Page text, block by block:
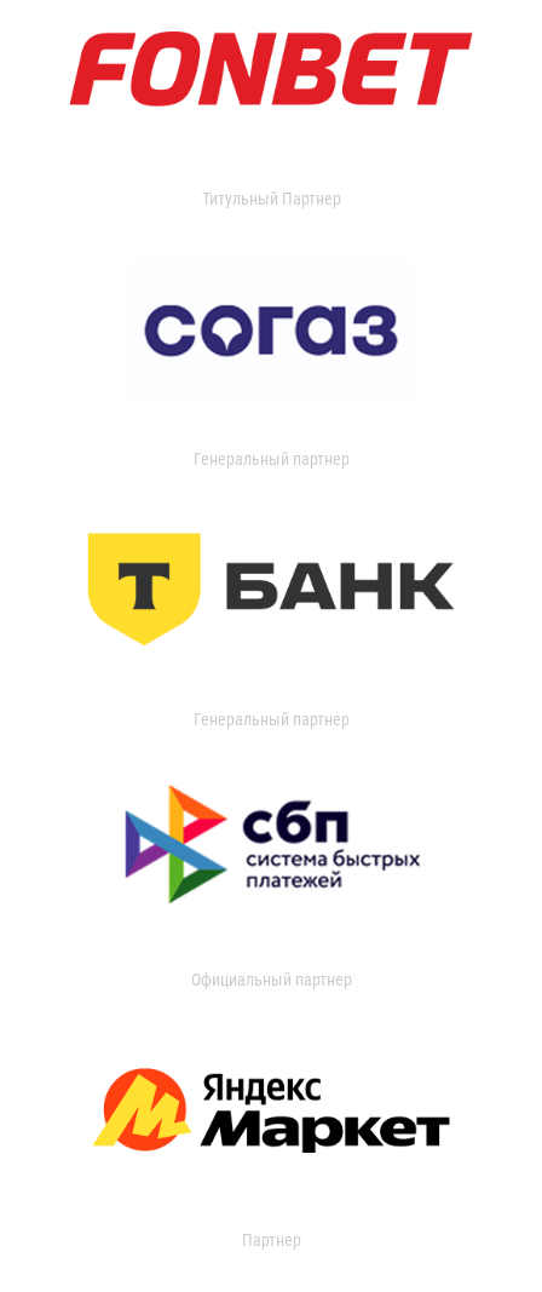
Титульный Партнер
Генеральный партнер
Генеральный партнер
Официальный партнер
Партнер